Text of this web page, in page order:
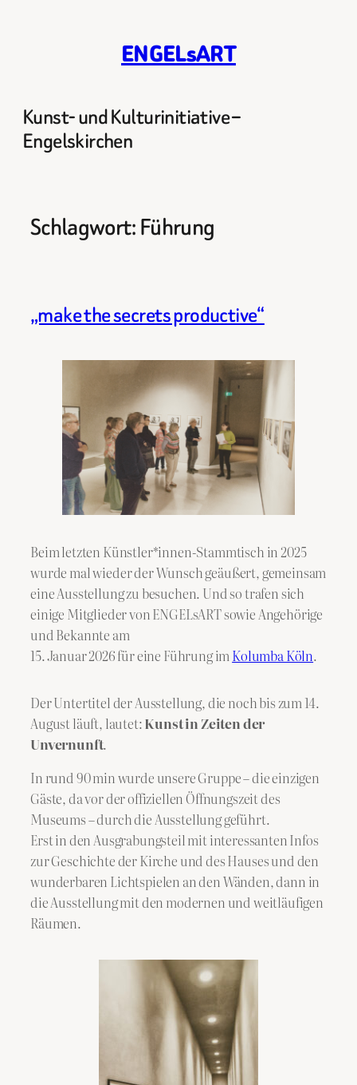
ENGELsART
Kunst- und Kulturinitiative –
Engelskirchen
Schlagwort:Führung
„make the secrets productive“
Beim letzten Künstler*innen-Stammtisch in 2025
wurde mal wieder der Wunsch geäußert, gemeinsam
eine Ausstellung zu besuchen. Und so trafen sich
einige Mitglieder von ENGELsART sowie Angehörige
und Bekannte am
15. Januar 2026 für eine Führung imKolumba Köln.
Der Untertitel der Ausstellung, die noch bis zum 14.
August läuft, lautet:Kunst in Zeiten der
Unvernunft.
In rund 90 min wurde unsere Gruppe – die einzigen
Gäste, da vor der offiziellen Öffnungszeit des
Museums – durch die Ausstellung geführt.
Erst in den Ausgrabungsteil mit interessanten Infos
zur Geschichte der Kirche und des Hauses und den
wunderbaren Lichtspielen an den Wänden, dann in
die Ausstellung mit den modernen und weitläufigen
Räumen.